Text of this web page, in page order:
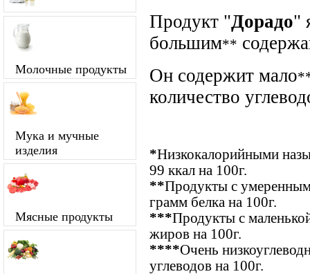
Молочные продукты
Мука и мучные
изделия
Мясные продукты
Продукт "Дорадо"
большим**
Он содержит мало
количество
*Низкокалорийными
99 ккал на 100г.
**Продукты с
грамм белка на 100г.
***Продукты с
жиров на 100г.
****Очень
углеводов на 100г.